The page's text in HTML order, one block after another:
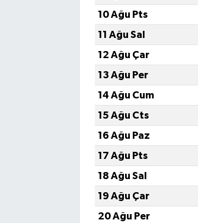
10 Ağu Pts
11 Ağu Sal
12 Ağu Çar
13 Ağu Per
14 Ağu Cum
15 Ağu Cts
16 Ağu Paz
17 Ağu Pts
18 Ağu Sal
19 Ağu Çar
20 Ağu Per